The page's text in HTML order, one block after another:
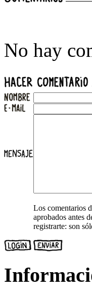
No hay
Los comentarios
aprobados antes
registrarte: son